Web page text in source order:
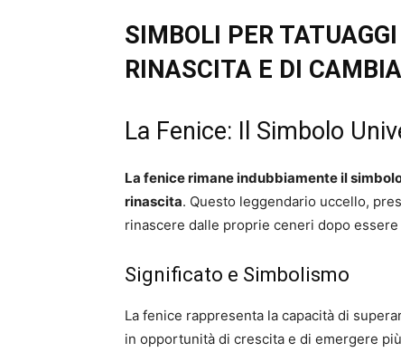
SIMBOLI PER
RINASCITA E DI
La Fenice: Il Simbolo
La fenice rimane indubbiamente il
rinascita. Questo leggendario uccello,
rinascere dalle proprie ceneri dopo
Significato e Simbolismo
La fenice rappresenta la capacità di
in opportunità di crescita e di emergere